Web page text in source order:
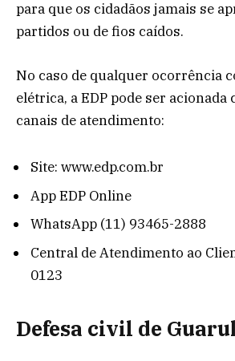
para que os cidadãos jamais se
partidos ou de fios caídos.
No caso de qualquer ocorrência
elétrica, a EDP pode ser
canais de atendimento:
Site: www.edp.com.br
App EDP Online
WhatsApp (11) 93465-2888
Central de Atendimento ao
0123
Defesa civil de